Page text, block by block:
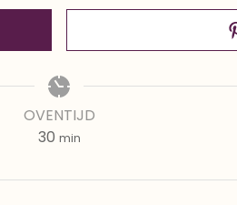
OVENTIJD
30minuten
min